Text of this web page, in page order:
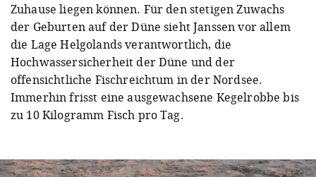
Zuhause liegen können. Für den stetigen Zuwachs
der Geburten auf der Düne sieht Janssen vor allem
die Lage Helgolands verantwortlich, die
Hochwassersicherheit der Düne und der
offensichtliche Fischreichtum in der Nordsee.
Immerhin frisst eine ausgewachsene Kegelrobbe bis
zu 10 Kilogramm Fisch pro Tag.